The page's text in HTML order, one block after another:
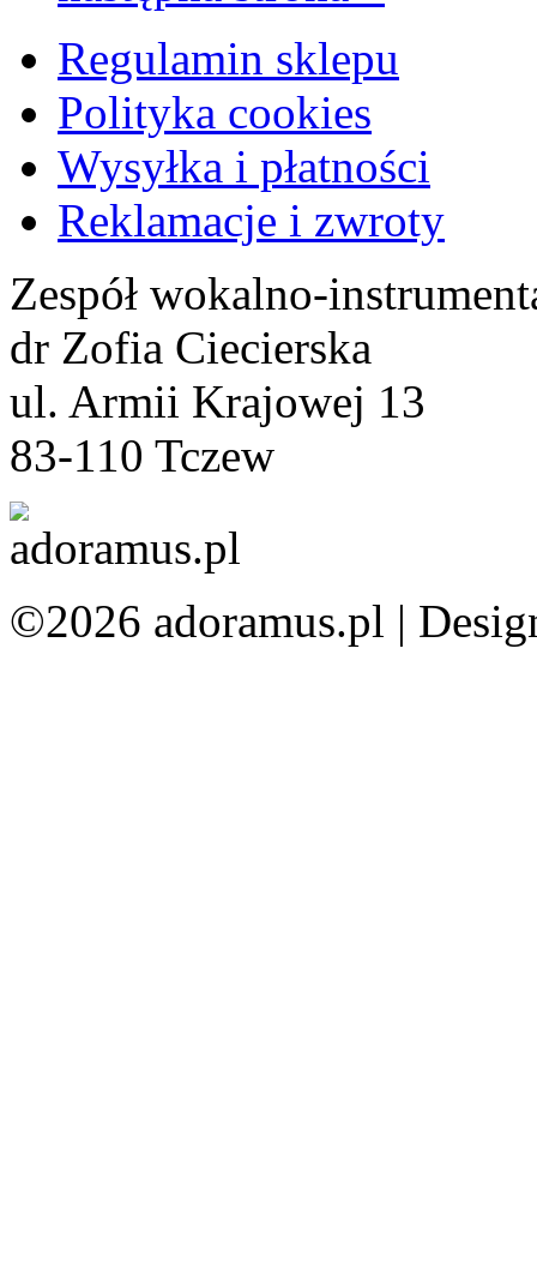
Regulamin sklepu
Polityka cookies
Wysyłka i płatności
Reklamacje i zwroty
Zespół wokalno-
dr Zofia Ciecierska
ul. Armii Krajowej 13
83-110 Tczew
©2026 adoramus.pl |